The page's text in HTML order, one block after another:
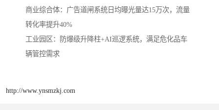
‌商业综合体‌：广告道闸系统日均曝光量达15万次，流量
转化率提升40%
‌工业园区‌：防爆级升降柱+AI巡逻系统，满足危化品车
辆管控需求
http://www.ynsmzkj.com